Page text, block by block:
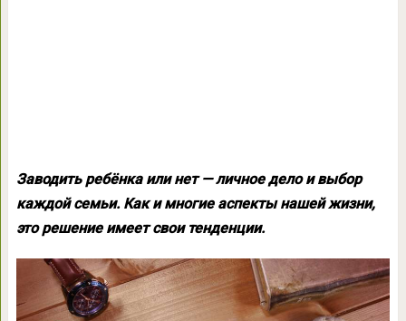
Заводить ребёнка или нет — личное дело и выбор
каждой семьи. Как и многие аспекты нашей жизни,
это решение имеет свои тенденции.